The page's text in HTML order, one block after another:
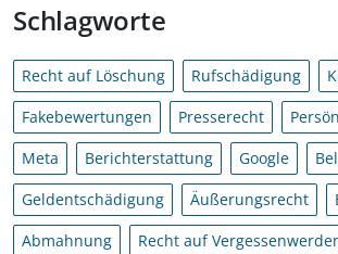
Schlagworte
Recht auf Löschung Rufschädigung
Fakebewertungen
Presserecht
Meta
Berichterstattung Google
Geldentschädigung
Äußerungsrecht
Abmahnung
Recht auf